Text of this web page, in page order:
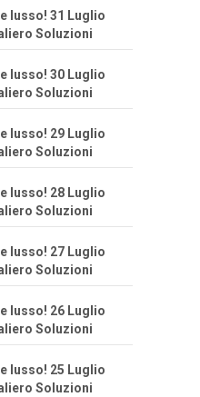
lusso! 31 Luglio
Soluzioni
lusso! 30 Luglio
Soluzioni
lusso! 29 Luglio
Soluzioni
lusso! 28 Luglio
Soluzioni
lusso! 27 Luglio
Soluzioni
lusso! 26 Luglio
Soluzioni
lusso! 25 Luglio
Soluzioni